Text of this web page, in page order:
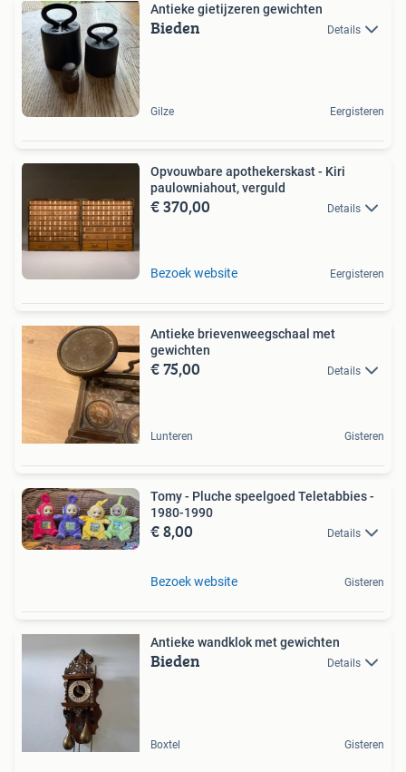
Antieke gietijzeren gewichten
Bieden Details
Gilze Eergisteren
Opvouwbare apothekerskast - Kiri
paulowniahout, verguld
€ 370,00 Details
Bezoek website Eergisteren
Antieke brievenweegschaal met
gewichten
€ 75,00 Details
Lunteren Gisteren
Tomy - Pluche speelgoed Teletabbies -
1980-1990
€ 8,00 Details
Bezoek website Gisteren
Antieke wandklok met gewichten
Bieden Details
Boxtel Gisteren